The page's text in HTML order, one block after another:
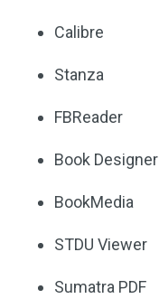
Calibre
Stanza
FBReader
Book Designer
BookMedia
STDU Viewer
Sumatra PDF